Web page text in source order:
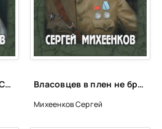
Высота смертников - Сергей Михеенков Власовцев в плен не брать - Сергей Михеенков
Михеенков Сергей